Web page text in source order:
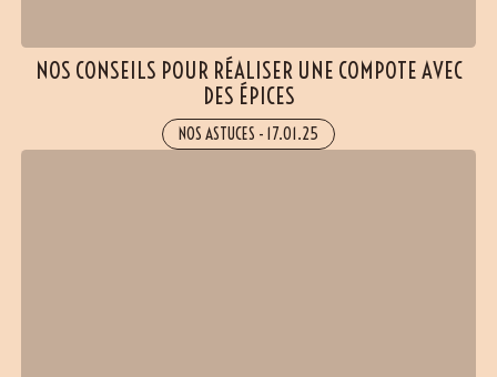
NOS CONSEILS POUR RÉALISER UNE COMPOTE AVEC
DES ÉPICES
NOS ASTUCES - 17.01.25